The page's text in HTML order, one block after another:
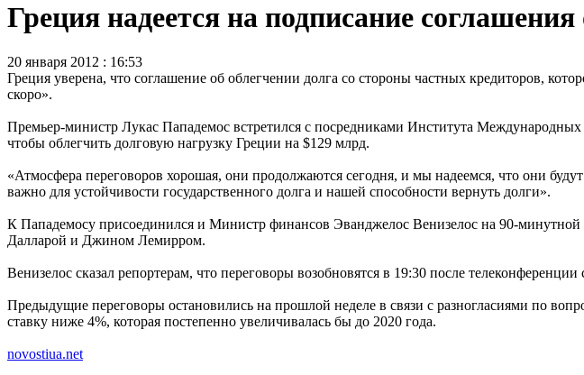
Греция надеется на подписание
20 января 2012 : 16:53
Греция уверена, что соглашение об облегчении долга со стороны частных кредиторов,
скоро».
Премьер-министр Лукас Пападемос встретился c посредниками Института
чтобы облегчить долговую нагрузку Греции на $129 млрд.
«Атмосфера переговоров хорошая, они продолжаются сегодня, и мы надеемся, что они
важно для устойчивости государственного долга и нашей способности вернуть долги».
К Пападемосу присоединился и Министр финансов Эванджелос Венизелос на 90-
Далларой и Джином Лемирром.
Венизелос сказал репортерам, что переговоры возобновятся в 19:30 после
Предыдущие переговоры остановились на прошлой неделе в связи с разногласиями по
ставку ниже 4%, которая постепенно увеличивалась бы до 2020 года.
novostiua.net